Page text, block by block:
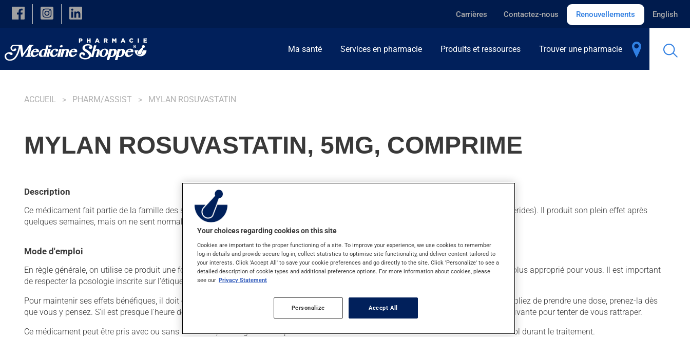
Skip to main content
Carrières Contactez-nous Renouvellements English
Ma santé Services en pharmacie Produits et ressources Trouver une pharmacie
ACCUEIL PHARM/ASSIST MYLAN ROSUVASTATIN
MYLAN ROSUVASTATIN, 5MG, COMPRIME
Description
Ce médicament fait partie de la famille des statines. Habituellement, on l'utilise pour diminuer les gras dans le sang (cholestérol / triglycérides). Il produit son plein effet après
quelques semaines, mais on ne sent normalement pas son action.
Mode d'emploi
En règle générale, on utilise ce produit une fois par jour. Il est possible que votre pharmacien vous ait indiqué un horaire différent qui est plus approprié pour vous. Il est important
de respecter la posologie inscrite sur l'étiquette. N'en utilisez pas plus, ni plus souvent qu'indiqué.
Pour maintenir ses effets bénéfiques, il doit être utilisé de façon régulière et continue. Assurez-vous de ne jamais en manquer. Si vous oubliez de prendre une dose, prenez-la dès
que vous y pensez. S'il est presque l'heure de votre dose suivante, laissez simplement tomber la dose oubliée. Ne doublez pas la dose suivante pour tenter de vous rattraper.
Ce médicament peut être pris avec ou sans nourriture, sans égard aux repas ou aux collations. Évitez la consommation excessive d'alcool durant le traitement.
Your choices regarding cookies on this site
Cookies are important to the proper functioning of a site. To improve your experience, we use cookies to remember
log-in details and provide secure log-in, collect statistics to optimise site functionality, and deliver content tailored to
your interests. Click 'Accept All' to save your cookie preferences and go directly to the site. Click 'Personalize' to see a
detailed description of cookie types and additional preference options. For more information about cookies, please
see our Privacy Statement
Personalize Accept All